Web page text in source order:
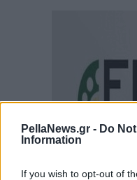
PellaNews.gr - Do
Information
If you wish to opt-out of